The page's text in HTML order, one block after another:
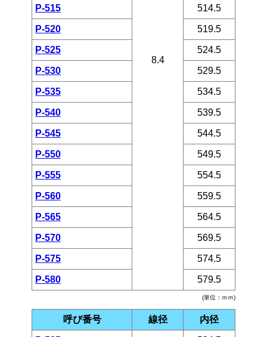
(単位：ｍｍ)
8.4
P-515 514.5
P-520 519.5
P-525 524.5
P-530 529.5
P-535 534.5
P-540 539.5
P-545 544.5
P-550 549.5
P-555 554.5
P-560 559.5
P-565 564.5
P-570 569.5
P-575 574.5
P-580 579.5
呼び番号 線径 内径